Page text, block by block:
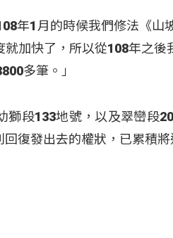
年1月的時候我們修法《山
加快了，所以從108年之後
多筆。」
獅段133地號，以及翠巒段
復發出去的權狀，已累積將